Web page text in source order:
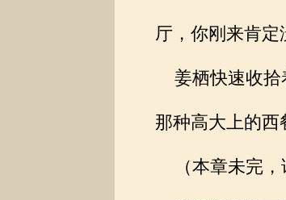
厅，你刚来肯定
姜栖快速收拾
那种高大上的西
（本章未完，